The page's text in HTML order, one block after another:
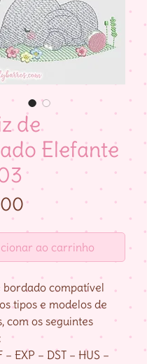
de
Elefante
Preço
ao carrinho
bordado compatível
tipos e modelos de
com os seguintes
– EXP – DST – HUS –